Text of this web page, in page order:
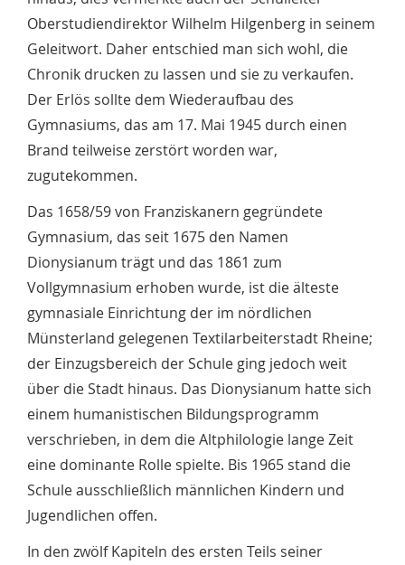
Oberstudiendirektor Wilhelm Hilgenberg in seinem
Geleitwort. Daher entschied man sich wohl, die
Chronik drucken zu lassen und sie zu verkaufen.
Der Erlös sollte dem Wiederaufbau des
Gymnasiums, das am 17. Mai 1945 durch einen
Brand teilweise zerstört worden war,
zugutekommen.
Das 1658/59 von Franziskanern gegründete
Gymnasium, das seit 1675 den Namen
Dionysianum trägt und das 1861 zum
Vollgymnasium erhoben wurde, ist die älteste
gymnasiale Einrichtung der im nördlichen
Münsterland gelegenen Textilarbeiterstadt Rheine;
der Einzugsbereich der Schule ging jedoch weit
über die Stadt hinaus. Das Dionysianum hatte sich
einem humanistischen Bildungsprogramm
verschrieben, in dem die Altphilologie lange Zeit
eine dominante Rolle spielte. Bis 1965 stand die
Schule ausschließlich männlichen Kindern und
Jugendlichen offen.
In den zwölf Kapiteln des ersten Teils seiner